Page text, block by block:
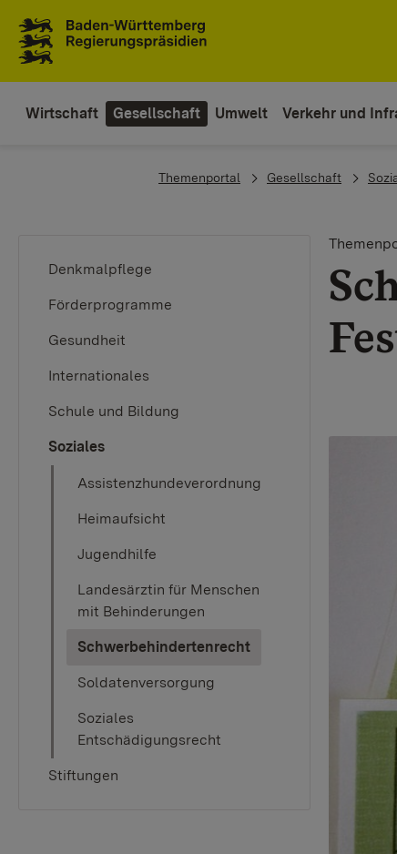
Wirtschaft Gesellschaft Umwelt Verkehr und
You are here:
Themenportal Gesellschaft
Denkmalpflege
Förderprogramme
Gesundheit
Internationales
Schule und Bildung
Soziales
Assistenzhundeverordnung
Heimaufsicht
Jugendhilfe
Landesärztin für Menschen
mit Behinderungen
Schwerbehindertenrecht(current)
Soldatenversorgung
Soziales
Entschädigungsrecht
Stiftungen